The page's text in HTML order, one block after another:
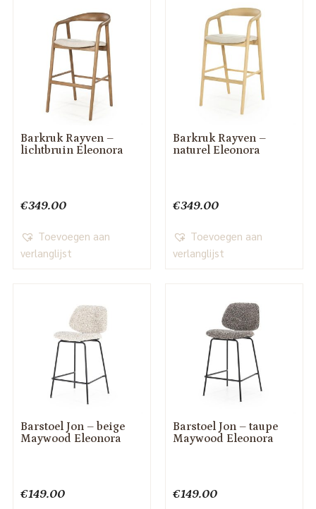
Barkruk Rayven –
lichtbruin Eleonora
€349.00
Toevoegen aan
verlanglijst
Barkruk Rayven –
naturel Eleonora
€349.00
Toevoegen aan
verlanglijst
Barstoel Jon – beige
Maywood Eleonora
€149.00
Barstoel Jon – taupe
Maywood Eleonora
€149.00